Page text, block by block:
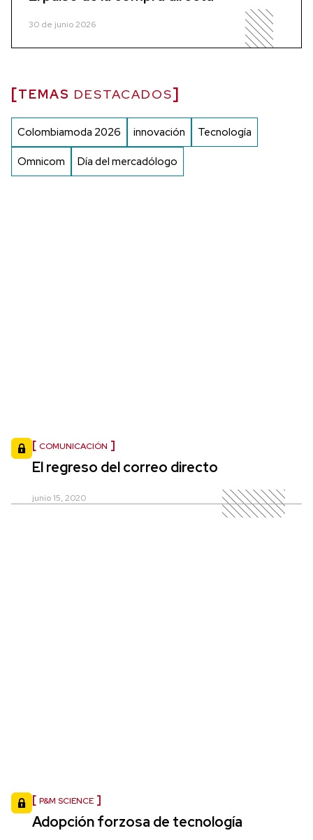
30 de junio 2026
TEMAS DESTACADOS
Colombiamoda 2026 innovación Tecnología
Omnicom Día del mercadólogo
COMUNICACIÓN
El regreso del correo directo
junio 15, 2020
P&M SCIENCE
Adopción forzosa de tecnología